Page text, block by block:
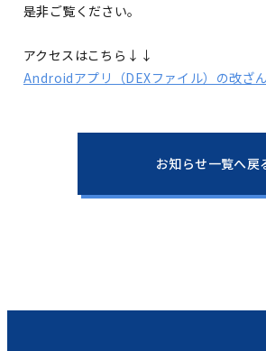
是非ご覧ください。
アクセスはこちら↓↓
Androidアプリ（DEXファイル）の改ざ
お知らせ一覧へ戻